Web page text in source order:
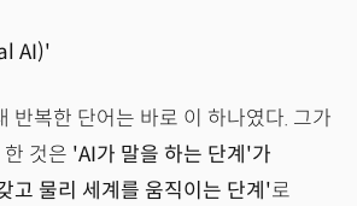
AI)'
반복한 단어는 바로 이 하나였다. 그가
것은 'AI가 말을 하는 단계'가
고 물리 세계를 움직이는 단계'로